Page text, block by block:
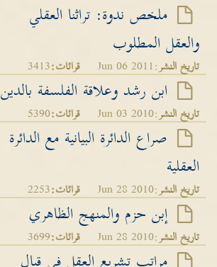
ملخص ندوة: تراثنا العقلي
والعقل المطلوب
تاريخ النشر:Jun 06 2011 قرائات:3413
ابن رشد وعلاقة الفلسفة بالدين
تاريخ النشر:Jun 03 2010 قرائات:5390
صراع الدائرة البيانية مع الدائرة
العقلية
تاريخ النشر:Jun 28 2010 قرائات:2253
إبن حزم والمنهج الظاهري
تاريخ النشر:Jun 28 2010 قرائات:3699
مراتب تشريع العقل في قبال